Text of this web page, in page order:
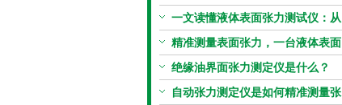
解析
一文读懂液体表面张力测试仪：从
原理到应用全掌握
精准测量表面张力，一台液体表面
张力系数测量仪就够了
绝缘油界面张力测定仪是什么？
自动张力测定仪是如何精准测量张